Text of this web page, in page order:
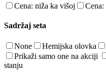
Cena: niža ka višoj
Sadržaj seta
None Hemijska olovka
Prikaži samo one na akciji
stanju